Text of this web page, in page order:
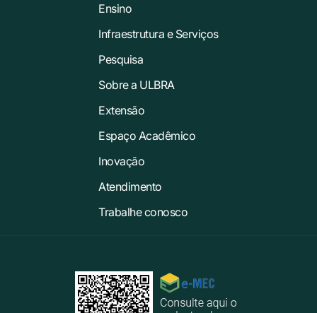
Ensino
Infraestrutura e Serviços
Pesquisa
Sobre a ULBRA
Extensão
Espaço Acadêmico
Inovação
Atendimento
Trabalhe conosco